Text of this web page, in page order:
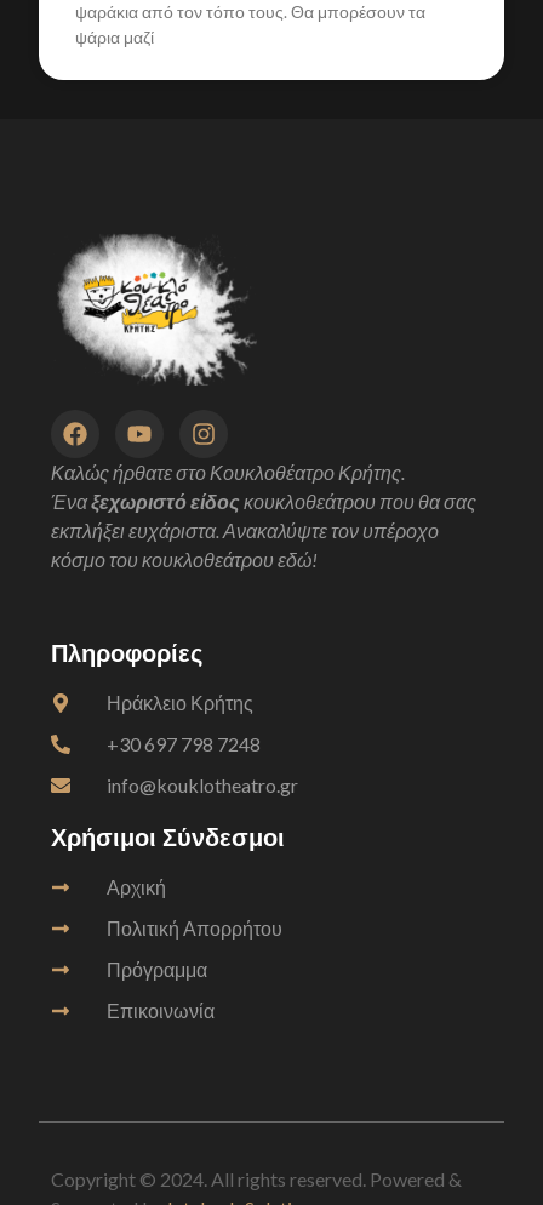
ψαράκια από τον τόπο τους. Θα μπορέσουν τα
ψάρια μαζί
Καλώς ήρθατε στο Κουκλοθέατρο Κρήτης.
Έναξεχωριστό είδος κουκλοθεάτρου που θα σας
εκπλήξει ευχάριστα. Ανακαλύψτε τον υπέροχο
κόσμο του κουκλοθεάτρου εδώ!
Πληροφορίες
Ηράκλειο Κρήτης
+30 697 798 7248
info@kouklotheatro.gr
Χρήσιμοι Σύνδεσμοι
Αρχική
Πολιτική Απορρήτου
Πρόγραμμα
Επικοινωνία
Copyright © 2024. All rights reserved. Powered &